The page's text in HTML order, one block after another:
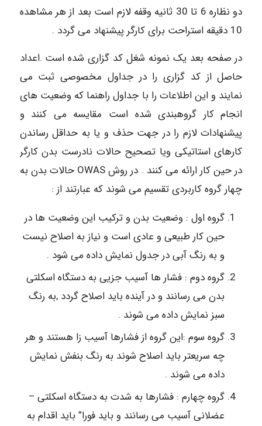
دو نظاره 6 تا 30 ثانیه وقفه لازم است بعد از هر مشاهده
10 دقیقه استراحت برای کارگر پیشنهاد می گردد .
در صفحه بعد یک نمونه شغل کد گزاری شده است .اعداد
حاصل از کد گزاری را در جداول مخصوصی ثبت می
نمایند و این اطلاعات را با جداول راهنما که وضعیت های
انجام کار گروهبندی شده است مقایسه می کنند و
پیشنهادات لازم را در جهت حذف و یا به حداقل رساندن
کارهای استاتیکی ویا تصحیح حالات نادرست بدن کارگر
در حین کار ارائه می کنند . در روش OWAS حالات بدن به
چهار گروه کاربردی تقسیم می شوند که عبارتند از :
گروه اول : وضعیت بدن و ترکیب این وضعیت ها در
حین کار طبیعی و عادی است و نیاز به اصلاح نیست
و به رنگ آبی در جدول نمایش داده می شود .
گروه دوم : فشار ها آسیب جزیی به دستگاه اسکلتی
بدن می رسانند و در آینده باید اصلاح گردد ,به رنگ
سبز نمایش داده می شوند .
گروه سوم :این گروه از فشارها آسیب زا هستند و هر
چه سریعتر باید اصلاح شوند به رنگ بنفش نمایش
داده می شوند .
گروه چهارم : فشارها به شدت به دستگاه اسکلتی –
عضلانی آسیب می رسانند و باید فورا” باید اقدام به